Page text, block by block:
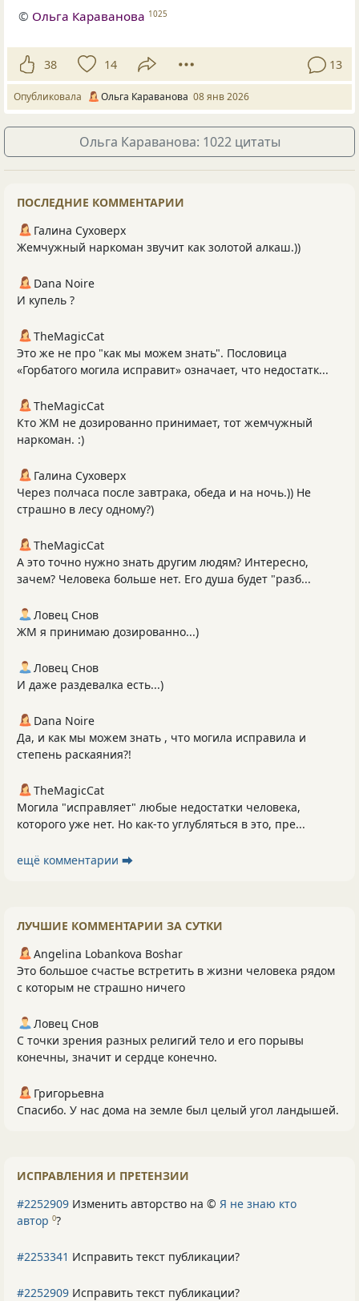
© Ольга Караванова 1025
38 14 13
Опубликовала Ольга Караванова 08 янв 2026
Ольга Караванова: 1022 цитаты
ПОСЛЕДНИЕ КОММЕНТАРИИ
Галина Суховерх
Жемчужный наркоман звучит как золотой алкаш.))
Dana Noire
И купель ?
TheMagicCat
Это же не про "как мы можем знать". Пословица
«Горбатого могила исправит» означает, что недостатк...
TheMagicCat
Кто ЖМ не дозированно принимает, тот жемчужный
наркоман. :)
Галина Суховерх
Через полчаса после завтрака, обеда и на ночь.)) Не
страшно в лесу одному?)
TheMagicCat
А это точно нужно знать другим людям? Интересно,
зачем? Человека больше нет. Его душа будет "разб...
Ловец Снов
ЖМ я принимаю дозированно...)
Ловец Снов
И даже раздевалка есть...)
Dana Noire
Да, и как мы можем знать , что могила исправила и
степень раскаяния?!
TheMagicCat
Могила "исправляет" любые недостатки человека,
которого уже нет. Но как-то углубляться в это, пре...
ещё комментарии ⮕
ЛУЧШИЕ КОММЕНТАРИИ ЗА СУТКИ
Angelina Lobankova Boshar
Это большое счастье встретить в жизни человека рядом
с которым не страшно ничего
Ловец Снов
С точки зрения разных религий тело и его порывы
конечны, значит и сердце конечно.
Григорьевна
Спасибо. У нас дома на земле был целый угол ландышей.
ИСПРАВЛЕНИЯ И ПРЕТЕНЗИИ
#2252909 Изменить авторство на © Я не знаю кто
автор 0?
#2253341 Исправить текст публикации?
#2252909 Исправить текст публикации?